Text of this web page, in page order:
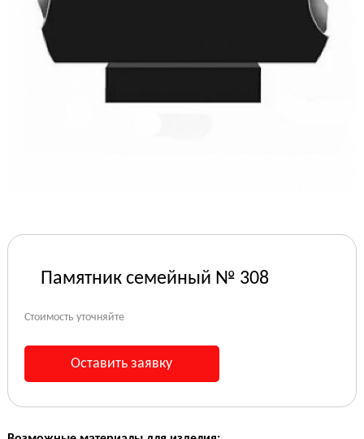
Памятник семейный № 308
Стоимость уточняйте
Оставить заявку